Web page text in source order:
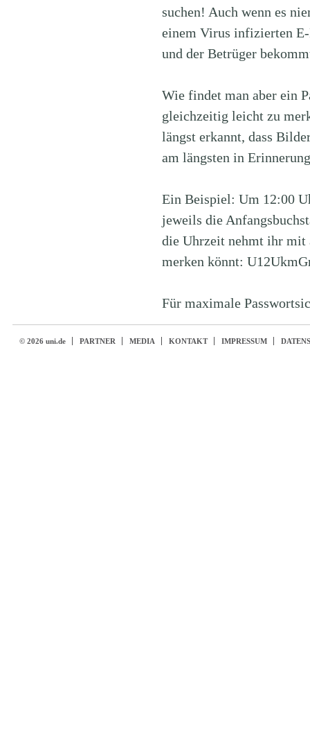
suchen! Auch wenn es
einem Virus infizierten
und der Betrüger
Wie findet man aber ein
gleichzeitig leicht zu
längst erkannt, dass
am längsten in
Ein Beispiel: Um 12:00
jeweils die
die Uhrzeit nehmt ihr mit
merken könnt:
Für maximale
© 2026 uni.de PARTNER MEDIA KONTAKT IMPRESSUM